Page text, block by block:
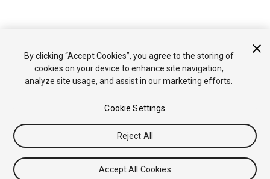
By clicking “Accept Cookies”, you agree to the storing of
cookies on your device to enhance site navigation,
analyze site usage, and assist in our marketing efforts.
Cookie Settings
Reject All
Accept All Cookies